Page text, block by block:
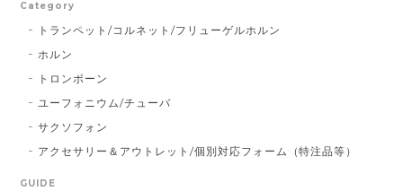
Category
トランペット/コルネット/フリューゲルホルン
ホルン
トロンボーン
ユーフォニウム/チューバ
サクソフォン
アクセサリー＆アウトレット/個別対応フォーム（特注品等）
GUIDE